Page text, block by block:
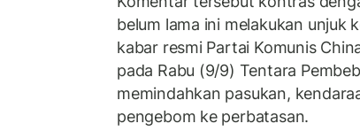
belum lama ini melakukan unjuk
kabar resmi Partai Komunis
pada Rabu (9/9) Tentara
memindahkan pasukan,
pengebom ke perbatasan.